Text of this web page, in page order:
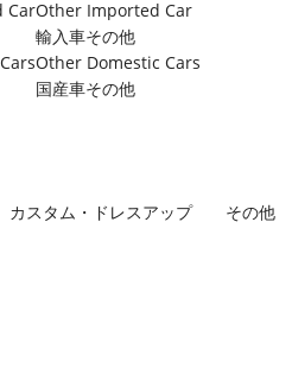
Other Imported Car
輸入車その他
Other Domestic Cars
国産車その他
カスタム・ドレスアップ その他